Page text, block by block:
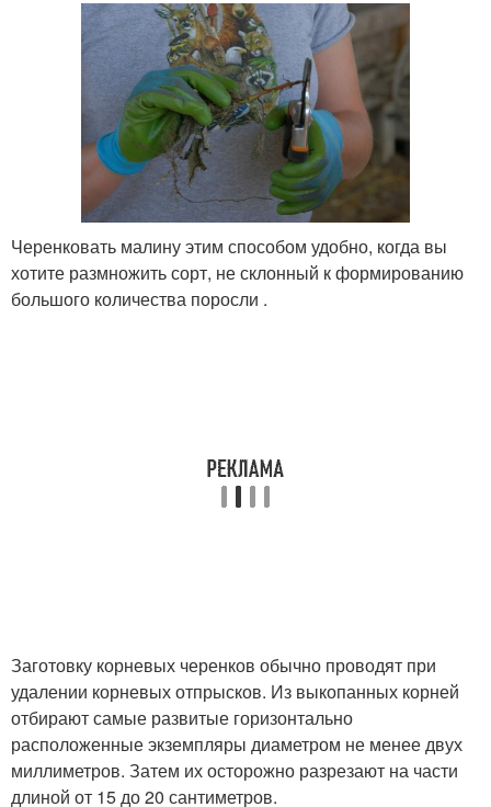
Черенковать малину этим способом удобно, когда вы
хотите размножить сорт, не склонный к формированию
большого количества поросли .
Заготовку корневых черенков обычно проводят при
удалении корневых отпрысков. Из выкопанных корней
отбирают самые развитые горизонтально
расположенные экземпляры диаметром не менее двух
миллиметров. Затем их осторожно разрезают на части
длиной от 15 до 20 сантиметров.